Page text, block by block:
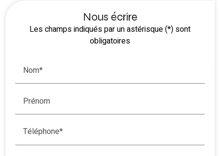
Nous écrire
Les champs indiqués par un astérisque (*) sont
obligatoires
Nom*
Prénom
Téléphone*